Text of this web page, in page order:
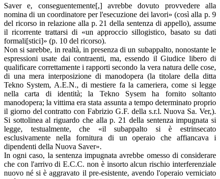
Saver e, conseguentemente[,] avrebbe dovuto provvedere alla
nomina di un coordinatore per l'esecuzione dei lavori» (così alla p. 9
del ricorso in relazione alla p. 21 della sentenza di appello), assume
il ricorrente trattarsi di «un approccio sillogistico, basato su dati
formali[stici]» (p. 10 del ricorso).
Non si sarebbe, in realtà, in presenza di un subappalto, nonostante le
espressioni usate dai contraenti, ma, essendo il Giudice libero di
qualificare correttamente i rapporti secondo la vera natura delle cose,
di una mera interposizione di manodopera (la titolare della ditta
Tekno System, A.E.N., di mestiere fa la cameriera, come si legge
nella carta di identità; la Tekno Sysem ha fornito soltanto
manodopera; la vittima era stata assunta a tempo determinato proprio
il giorno del contratto con Fabrizio G.F. della s.r.l. Nuova Sa. Ver,).
Si sottolinea al riguardo che alla p. 21 della sentenza impugnata si
legge, testualmente, che «il subappalto si è estrinsecato
esclusivamente nella fornitura di un operaio che affiancava i
dipendenti della Nuova Saver».
In ogni caso, la sentenza impugnata avrebbe omesso di considerare
che con l'arrivo di E.C.C. non è insorto alcun rischio interferenziale
nuovo né si è aggravato il pre-esistente, avendo l'operaio verniciato